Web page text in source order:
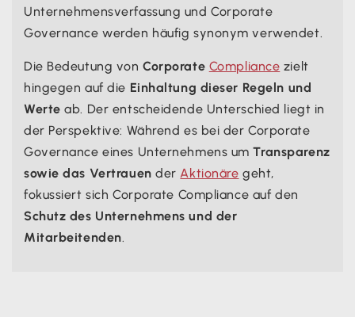
Unternehmensverfassung und Corporate
Governance werden häufig synonym verwendet.
Die Bedeutung vonCorporate Compliance zielt
hingegen auf die Einhaltung dieser Regeln und
Werte ab. Der entscheidende Unterschied liegt in
der Perspektive: Während es bei der Corporate
Governance eines Unternehmens umTransparenz
sowie das Vertrauen derAktionäre geht,
fokussiert sich Corporate Compliance auf den
Schutz des Unternehmens und der
Mitarbeitenden.